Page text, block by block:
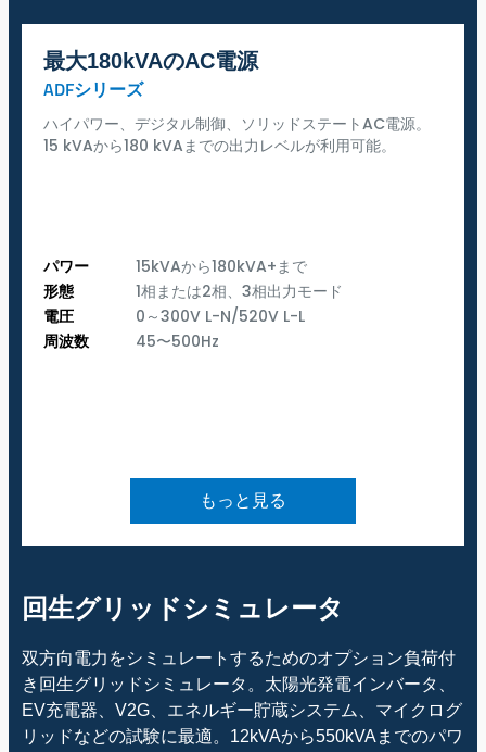
最大180kVAのAC電源
ADFシリーズ
ハイパワー、デジタル制御、ソリッドステートAC電源。
15 kVAから180 kVAまでの出力レベルが利用可能。
パワー
15kVAから180kVA+まで
形態
1相または2相、3相出力モード
電圧
0～300V L-N/520V L-L
周波数
45〜500Hz
もっと見る
回生グリッドシミュレータ
双方向電力をシミュレートするためのオプション負荷付
き回生グリッドシミュレータ。太陽光発電インバータ、
EV充電器、V2G、エネルギー貯蔵システム、マイクログ
リッドなどの試験に最適。12kVAから550kVAまでのパワ